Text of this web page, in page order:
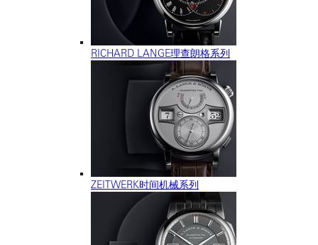
RICHARD LANGE理查朗格系列
ZEITWERK时间机械系列